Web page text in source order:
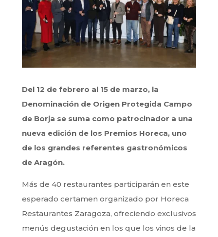
Del 12 de febrero al 15 de marzo, la
Denominación de Origen Protegida Campo
de Borja se suma como patrocinador a una
nueva edición de los Premios Horeca, uno
de los grandes referentes gastronómicos
de Aragón.
Más de 40 restaurantes participarán en este
esperado certamen organizado por Horeca
Restaurantes Zaragoza, ofreciendo exclusivos
menús degustación en los que los vinos de la